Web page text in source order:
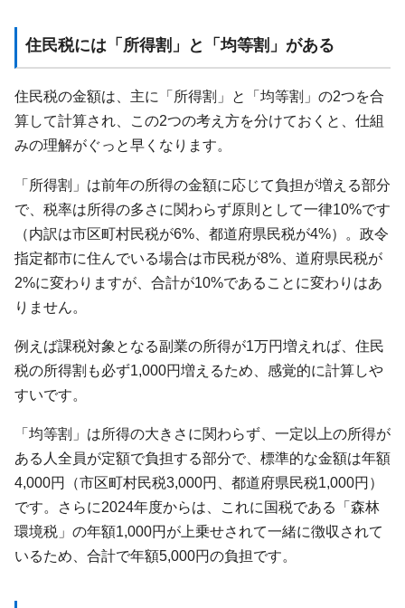
住民税には「所得割」と「均等割」がある
住民税の金額は、主に「所得割」と「均等割」の2つを合
算して計算され、この2つの考え方を分けておくと、仕組
みの理解がぐっと早くなります。
「所得割」は前年の所得の金額に応じて負担が増える部分
で、税率は所得の多さに関わらず原則として一律10%です
（内訳は市区町村民税が6%、都道府県民税が4%）。政令
指定都市に住んでいる場合は市民税が8%、道府県民税が
2%に変わりますが、合計が10%であることに変わりはあ
りません。
例えば課税対象となる副業の所得が1万円増えれば、住民
税の所得割も必ず1,000円増えるため、感覚的に計算しや
すいです。
「均等割」は所得の大きさに関わらず、一定以上の所得が
ある人全員が定額で負担する部分で、標準的な金額は年額
4,000円（市区町村民税3,000円、都道府県民税1,000円）
です。さらに2024年度からは、これに国税である「森林
環境税」の年額1,000円が上乗せされて一緒に徴収されて
いるため、合計で年額5,000円の負担です。